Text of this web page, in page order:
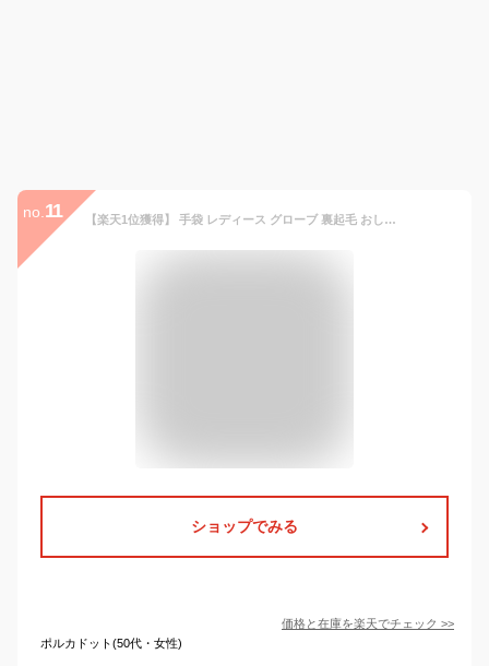
no. 11 【楽天1位獲得】 手袋 レディース グローブ 裏起毛 おしゃれ あったかい かわいい ふんわり 内側 ファー 防寒 防風 女性用 上品 合皮 レザー 自転車 パーティー プレゼント 送料無料
ショップでみる
価格と在庫を楽天でチェック >>
ポルカドット(50代・女性)